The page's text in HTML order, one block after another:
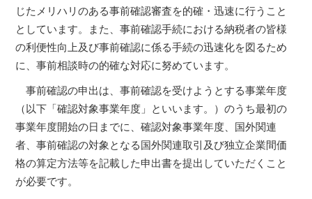
じたメリハリのある事前確認審査を的確・迅速に行うこと
としています。また、事前確認手続における納税者の皆様
の利便性向上及び事前確認に係る手続の迅速化を図るため
に、事前相談時の的確な対応に努めています。
事前確認の申出は、事前確認を受けようとする事業年度
（以下「確認対象事業年度」といいます。）のうち最初の
事業年度開始の日までに、確認対象事業年度、国外関連
者、事前確認の対象となる国外関連取引及び独立企業間価
格の算定方法等を記載した申出書を提出していただくこと
が必要です。